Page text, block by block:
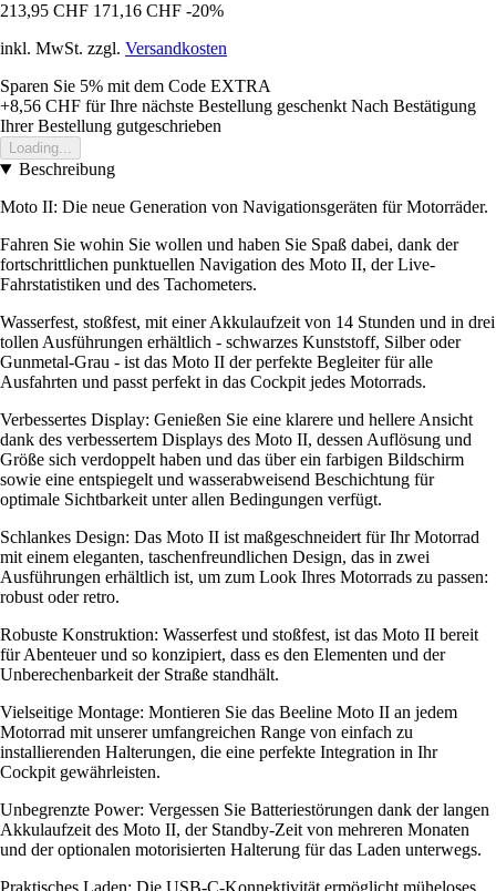
213,95 CHF 171,16 CHF -20%
inkl. MwSt. zzgl. Versandkosten
Sparen Sie 5% mit dem Code EXTRA
+8,56 CHF für Ihre nächste Bestellung geschenkt Nach Bestätigung
Ihrer Bestellung gutgeschrieben
Loading...
Beschreibung
Moto II: Die neue Generation von Navigationsgeräten für Motorräder.
Fahren Sie wohin Sie wollen und haben Sie Spaß dabei, dank der
fortschrittlichen punktuellen Navigation des Moto II, der Live-
Fahrstatistiken und des Tachometers.
Wasserfest, stoßfest, mit einer Akkulaufzeit von 14 Stunden und in drei
tollen Ausführungen erhältlich - schwarzes Kunststoff, Silber oder
Gunmetal-Grau - ist das Moto II der perfekte Begleiter für alle
Ausfahrten und passt perfekt in das Cockpit jedes Motorrads.
Verbessertes Display: Genießen Sie eine klarere und hellere Ansicht
dank des verbessertem Displays des Moto II, dessen Auflösung und
Größe sich verdoppelt haben und das über ein farbigen Bildschirm
sowie eine entspiegelt und wasserabweisend Beschichtung für
optimale Sichtbarkeit unter allen Bedingungen verfügt.
Schlankes Design: Das Moto II ist maßgeschneidert für Ihr Motorrad
mit einem eleganten, taschenfreundlichen Design, das in zwei
Ausführungen erhältlich ist, um zum Look Ihres Motorrads zu passen:
robust oder retro.
Robuste Konstruktion: Wasserfest und stoßfest, ist das Moto II bereit
für Abenteuer und so konzipiert, dass es den Elementen und der
Unberechenbarkeit der Straße standhält.
Vielseitige Montage: Montieren Sie das Beeline Moto II an jedem
Motorrad mit unserer umfangreichen Range von einfach zu
installierenden Halterungen, die eine perfekte Integration in Ihr
Cockpit gewährleisten.
Unbegrenzte Power: Vergessen Sie Batteriestörungen dank der langen
Akkulaufzeit des Moto II, der Standby-Zeit von mehreren Monaten
und der optionalen motorisierten Halterung für das Laden unterwegs.